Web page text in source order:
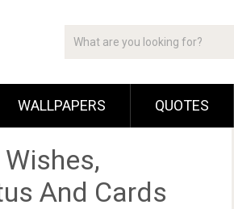
WALLPAPERS QUOTES
And Cards